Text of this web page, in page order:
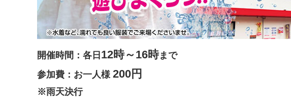
開催時間：各日 12時～16時まで
参加費：お一人様 200円
※雨天決行